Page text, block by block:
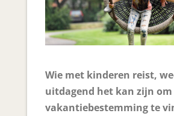
Wie met kinderen reist,
uitdagend het kan zijn om
vakantiebestemming te